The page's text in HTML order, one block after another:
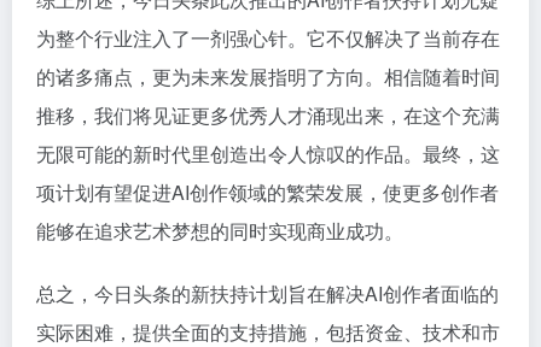
为整个行业注入了一剂强心针。它不仅解决了当前存在
的诸多痛点，更为未来发展指明了方向。相信随着时间
推移，我们将见证更多优秀人才涌现出来，在这个充满
无限可能的新时代里创造出令人惊叹的作品。最终，这
项计划有望促进AI创作领域的繁荣发展，使更多创作者
能够在追求艺术梦想的同时实现商业成功。
总之，今日头条的新扶持计划旨在解决AI创作者面临的
实际困难，提供全面的支持措施，包括资金、技术和市